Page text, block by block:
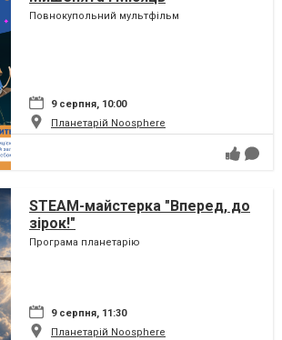
Повнокупольний мультфільм
9 серпня, 10:00
Планетарій Noosphere
STEAM-майстерка "Вперед, до
зірок!"
Програма планетарію
9 серпня, 11:30
Планетарій Noosphere